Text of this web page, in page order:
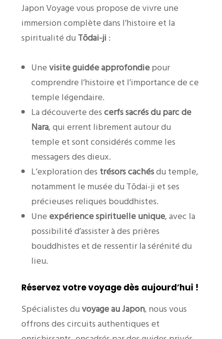
Japon Voyage vous propose de vivre une
immersion complète dans l’histoire et la
spiritualité du Tōdai-ji :
Unevisite guidée approfondiepour
comprendre l’histoire et l’importance de ce
temple légendaire.
La découverte descerfs sacrés du parc de
Nara, qui errent librement autour du
temple et sont considérés comme les
messagers des dieux.
L’exploration des trésors cachésdu temple,
notamment le musée du Tōdai-ji et ses
précieuses reliques bouddhistes.
Une expérience spirituelle unique, avec la
possibilité d’assister à des prières
bouddhistes et de ressentir la sérénité du
lieu.
Réservez votre voyage dès aujourd’hui !
Spécialistes duvoyage au Japon, nous vous
offrons des circuits authentiques et